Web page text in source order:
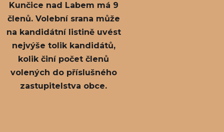
Kunčice nad Labem má 9
členů. Volební srana může
na kandidátní listině uvést
nejvýše tolik kandidátů,
kolik činí počet členů
volených do příslušného
zastupitelstva obce.